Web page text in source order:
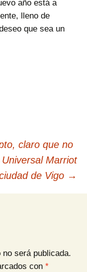
año está a
lleno de
que sea un
claro que no
Marriot
de Vigo →
será publicada.
con *